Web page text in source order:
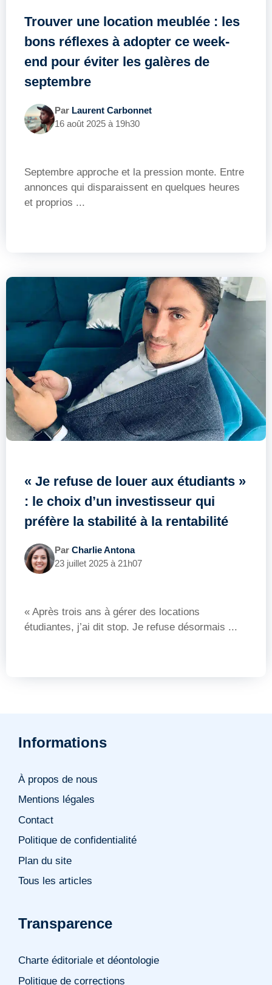
Trouver une location meublée : les
bons réflexes à adopter ce week-
end pour éviter les galères de
septembre
Par Laurent Carbonnet
16 août 2025 à 19h30
Septembre approche et la pression monte. Entre
annonces qui disparaissent en quelques heures
et proprios ...
« Je refuse de louer aux étudiants »
: le choix d’un investisseur qui
préfère la stabilité à la rentabilité
Par Charlie Antona
23 juillet 2025 à 21h07
« Après trois ans à gérer des locations
étudiantes, j’ai dit stop. Je refuse désormais ...
Informations
À propos de nous
Mentions légales
Contact
Politique de confidentialité
Plan du site
Tous les articles
Transparence
Charte éditoriale et déontologie
Politique de corrections